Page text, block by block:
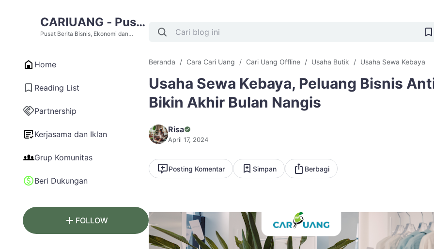
CARIUANG - Pusat
Berita Bisnis,
Uang Terupdate
Hari Ini
Pusat Berita Bisnis, Ekonomi dan
Home
Reading List
Partnership
Kerjasama dan Iklan
Grup Komunitas
Beri Dukungan
FOLLOW
Beranda Cara Cari Uang Cari Uang Offline Usaha Butik Usaha Sewa Kebaya
Usaha Sewa Kebaya, Peluang Bisnis
Bikin Akhir Bulan Nangis
Risa
April 17, 2024
Posting Komentar Simpan Berbagi